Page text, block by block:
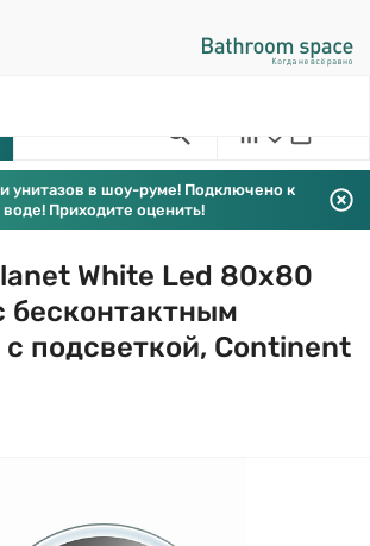
унитазов в шоу-руме! Подключено к
воде! Приходите оценить!
White Led 80х80
бесконтактным
подсветкой, Continent